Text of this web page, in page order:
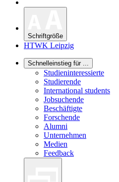
Schriftgröße
HTWK Leipzig
Schnelleinstieg für ...
Studieninteressierte
Studierende
International students
Jobsuchende
Beschäftigte
Forschende
Alumni
Unternehmen
Medien
Feedback